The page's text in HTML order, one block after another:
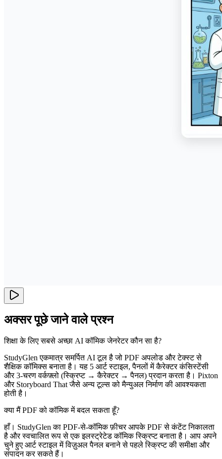
अक्सर पूछे जाने वाले प्रश्न
शिक्षा के लिए सबसे अच्छा AI कॉमिक जेनरेटर कौन सा है?
StudyGlen एकमात्र समर्पित AI टूल है जो PDF अपलोड और टेक्स्ट से
शैक्षिक कॉमिक्स बनाता है। यह 5 आर्ट स्टाइल, पैनलों में कैरेक्टर कंसिस्टेंसी
और 3-चरण वर्कफ़्लो (स्क्रिप्ट → कैरेक्टर → पैनल) प्रदान करता है। Pixton
और Storyboard That जैसे अन्य टूल्स को मैन्युअल निर्माण की आवश्यकता
होती है।
क्या मैं PDF को कॉमिक में बदल सकता हूँ?
हाँ। StudyGlen का PDF-से-कॉमिक फ़ीचर आपके PDF से कंटेंट निकालता
है और स्वचालित रूप से एक इलस्ट्रेटेड कॉमिक स्क्रिप्ट बनाता है। आप अपने
चुने हुए आर्ट स्टाइल में विज़ुअल पैनल बनाने से पहले स्क्रिप्ट की समीक्षा और
संपादन कर सकते हैं।